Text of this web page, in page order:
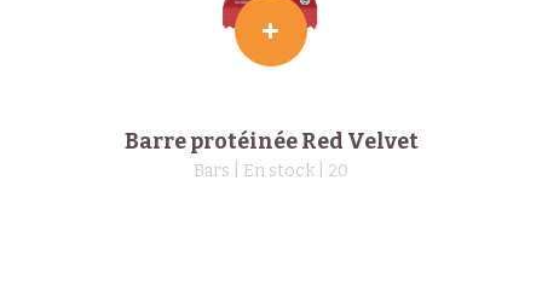
Barre protéinée Red Velvet
Bars | En stock | 20